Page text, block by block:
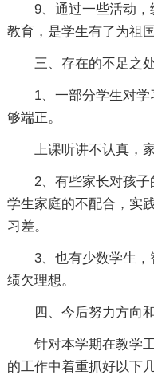
9、通过一些活动，
教育，是学生有了为祖
三、存在的不足之
1、一部分学生对学
够端正。
上课听讲不认真，家
2、有些家长对孩子
学生家庭的不配合，实
习差。
3、也有少数学生，
绩欠理想。
四、今后努力方向和
针对本学期在教学工
的工作中着重抓好以下